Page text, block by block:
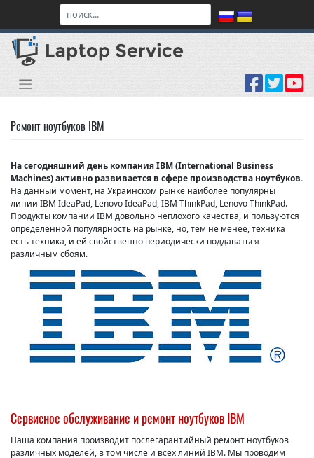
content
Ремонт ноутбуков IBM
На сегодняшний день компания IBM (International Business
Machines) активно развивается в сфере производства ноутбуков.
На данный момент, на Украинском рынке наиболее популярны
линии IBM IdeaPad, Lenovo IdeaPad, IBM ThinkPad, Lenovo ThinkPad.
Продукты компании IBM довольно неплохого качества, и пользуются
определенной популярность на рынке, но, тем не менее, техника
есть техника, и ей свойственно периодически поддаваться
различным сбоям.
Сервисное обслуживание и ремонт ноутбуков IBM
Наша компания производит послегарантийный ремонт ноутбуков
различных моделей, в том числе и всех линий IBM. Мы проводим